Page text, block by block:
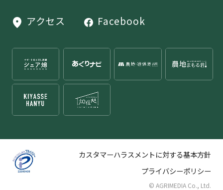
アクセス Facebook
カスタマーハラスメントに対する基本方針
プライバシーポリシー
© AGRIMEDIA Co., Ltd.